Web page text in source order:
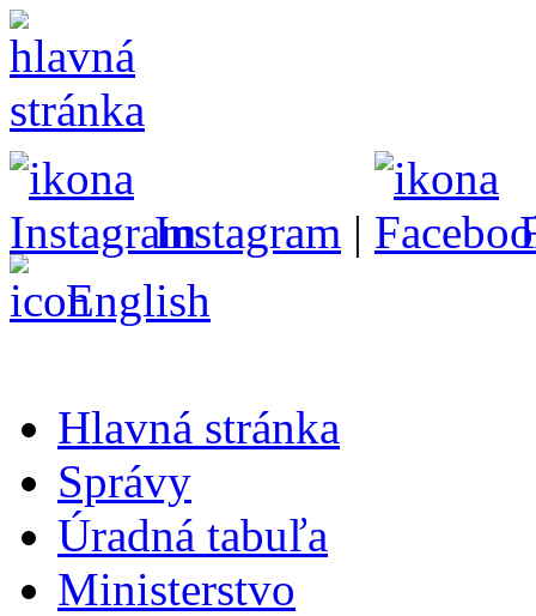
Instagram |
English
Hlavná stránka
Správy
Úradná tabuľa
Ministerstvo